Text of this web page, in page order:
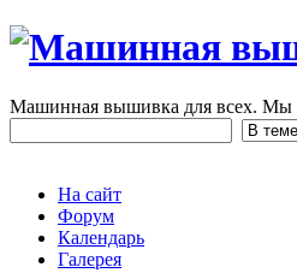
Машинная вышивка для всех. Мы
На сайт
Форум
Календарь
Галерея